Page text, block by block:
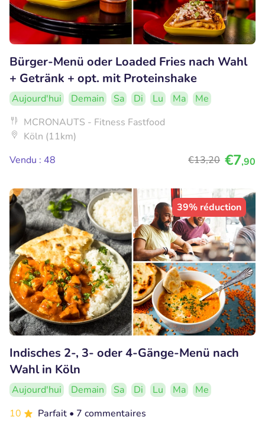
Bürger-Menü oder Loaded Fries nach Wahl
+ Getränk + opt. mit Proteinshake
Aujourd'hui Demain Sa Di Lu Ma
Me
MCRONAUTS - Fitness Fastfood
Köln (11km)
Vendu : 48
€13,20 €7,90
39% réduction
Indisches 2-, 3- oder 4-Gänge-Menü nach
Wahl in Köln
Aujourd'hui Demain Sa Di Lu Ma
Me
10
Parfait • 7 commentaires